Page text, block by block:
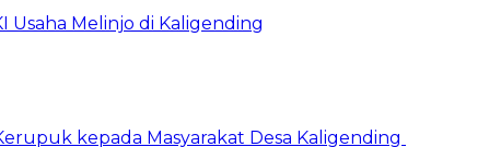
Usaha Melinjo di Kaligending
kepada Masyarakat Desa Kaligending